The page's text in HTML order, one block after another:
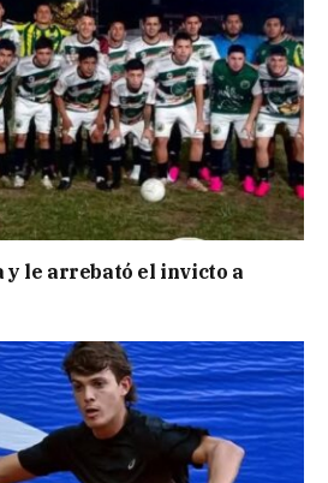
y le arrebató el invicto a